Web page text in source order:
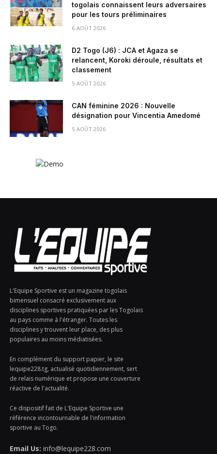
togolais connaissent leurs adversaires
pour les tours préliminaires
6 AOÛT 2026
D2 Togo (J6) : JCA et Agaza se
relancent, Koroki déroule, résultats et
classement
5 AOÛT 2026
CAN féminine 2026 : Nouvelle
désignation pour Vincentia Amedomé
5 AOÛT 2026
L'Equipe Sportive est un magazine togolais
bimensuel consacré exclusivement aux
disciplines sportives pratiquées par les Togolais
au pays comme à l'étranger. Toutes les
disciplines y trouvent leur place, des plus
populaires au moins médiatisées.
En complément du support papier, le site
lequipe228.tg, actualisé quotidiennement, sert
de relais numérique et propose une couverture
réactive de l'actualité.
Ce dispositif fait de L'Equipe Sportive une
référence incontournable de l'information
sportive au Togo.
Email Us: info@lequipe228.com